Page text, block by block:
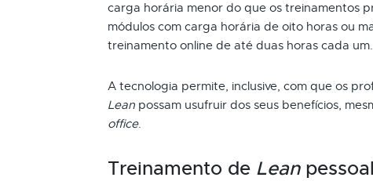
carga horária menor do que os treinamentos
módulos com carga horária de oito horas ou
treinamento online de até duas horas cada um.
A tecnologia permite, inclusive, com que os
Lean possam usufruir dos seus benefícios,
office.
Treinamento de Lean